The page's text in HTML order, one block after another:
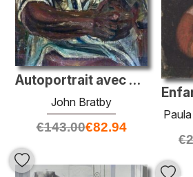
Autoportrait avec des sandales
John Bratby
€143.00€82.94
€